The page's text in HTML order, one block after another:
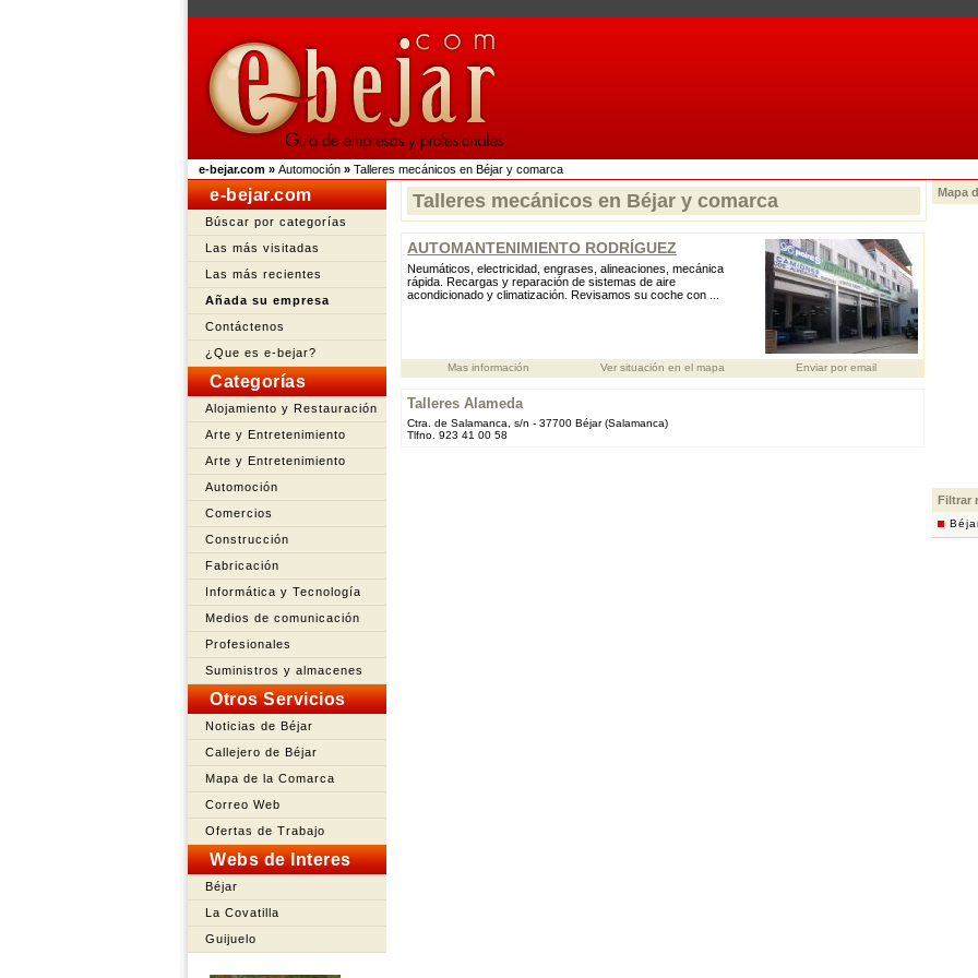
e-bejar.com » Automoción » Talleres mecánicos en Béjar y comarca
e-bejar.com
Búscar por categorías
Las más visitadas
Las más recientes
Añada su empresa
Contáctenos
¿Que es e-bejar?
Categorías
Alojamiento y Restauración
Arte y Entretenimiento
Arte y Entretenimiento
Automoción
Comercios
Construcción
Fabricación
Informática y Tecnología
Medios de comunicación
Profesionales
Suministros y almacenes
Otros Servicios
Noticias de Béjar
Callejero de Béjar
Mapa de la Comarca
Correo Web
Ofertas de Trabajo
Webs de Interes
Béjar
La Covatilla
Guijuelo
Talleres mecánicos en Béjar y comarca
AUTOMANTENIMIENTO RODRÍGUEZ
Neumáticos, electricidad, engrases, alineaciones, mecánica
rápida. Recargas y reparación de sistemas de aire
acondicionado y climatización. Revisamos su coche con ...
Mas información Ver situación en el mapa Enviar por email
Talleres Alameda
Ctra. de Salamanca, s/n - 37700 Béjar (Salamanca)
Tlfno. 923 41 00 58
Mapa
Filtrar